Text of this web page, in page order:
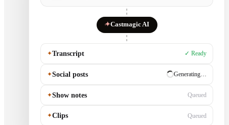
✦Castmagic AI
✦Transcript ✓ Ready
✦Social posts ✓ Ready
✦Show notes Generating…
✦Clips Queued